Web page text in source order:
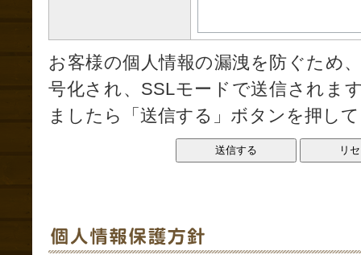
お客様の個人情報の漏洩を防ぐため
号化され、SSLモードで送信されま
ましたら「送信する」ボタンを押し